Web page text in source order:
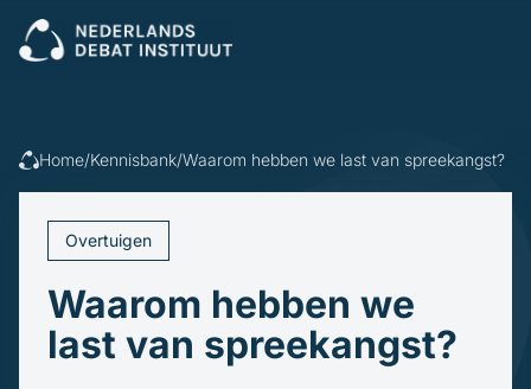
Open cursus
Incompany
Politiek
Dagvoorzitters
Debatleiders
Dagvoorzitters
Voor wie
Overheid
Bedrijfsleven
Politiek en gemeenten
Kennisbank
Blogs en video's
Home/Kennisbank/Waarom hebben we last van spreekangst?
Overtuigen
Waarom hebben we
last van spreekangst?